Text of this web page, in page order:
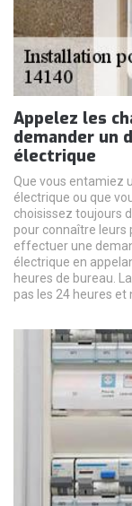
Appelez les
demander un
électrique
Que vous entamiez
électrique ou que
choisissez toujours
pour connaître leurs
effectuer une
électrique en
heures de bureau.
pas les 24 heures et